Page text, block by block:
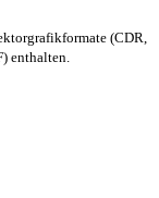
(CDR,
enthalten.